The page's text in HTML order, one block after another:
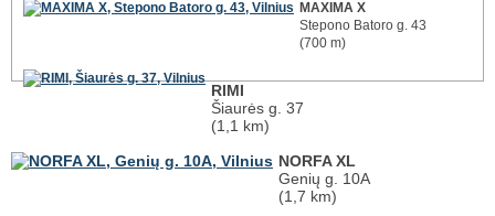
MAXIMA X
Stepono Batoro g. 43
(700 m)
RIMI
Šiaurės g. 37
(1,1 km)
NORFA XL
Genių g. 10A
(1,7 km)